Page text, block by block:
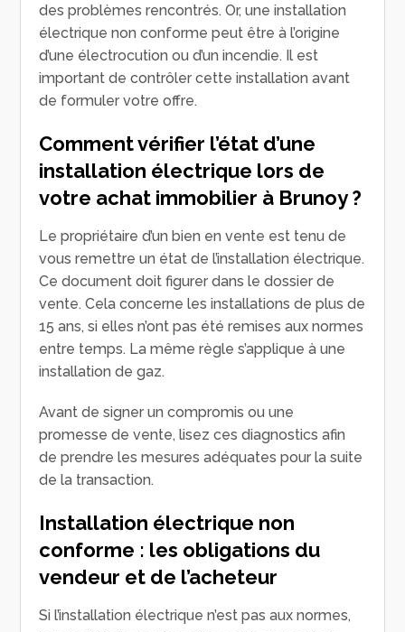
des problèmes rencontrés. Or, une installation
électrique non conforme peut être à l’origine
d’une électrocution ou d’un incendie. Il est
important de contrôler cette installation avant
de formuler votre offre.
Comment vérifier l’état d’une
installation électrique lors de
votre achat immobilier à Brunoy ?
Le propriétaire d’un bien en vente est tenu de
vous remettre un état de l’installation électrique.
Ce document doit figurer dans le dossier de
vente. Cela concerne les installations de plus de
15 ans, si elles n’ont pas été remises aux normes
entre temps. La même règle s’applique à une
installation de gaz.
Avant de signer un compromis ou une
promesse de vente, lisez ces diagnostics afin
de prendre les mesures adéquates pour la suite
de la transaction.
Installation électrique non
conforme : les obligations du
vendeur et de l’acheteur
Si l’installation électrique n’est pas aux normes,